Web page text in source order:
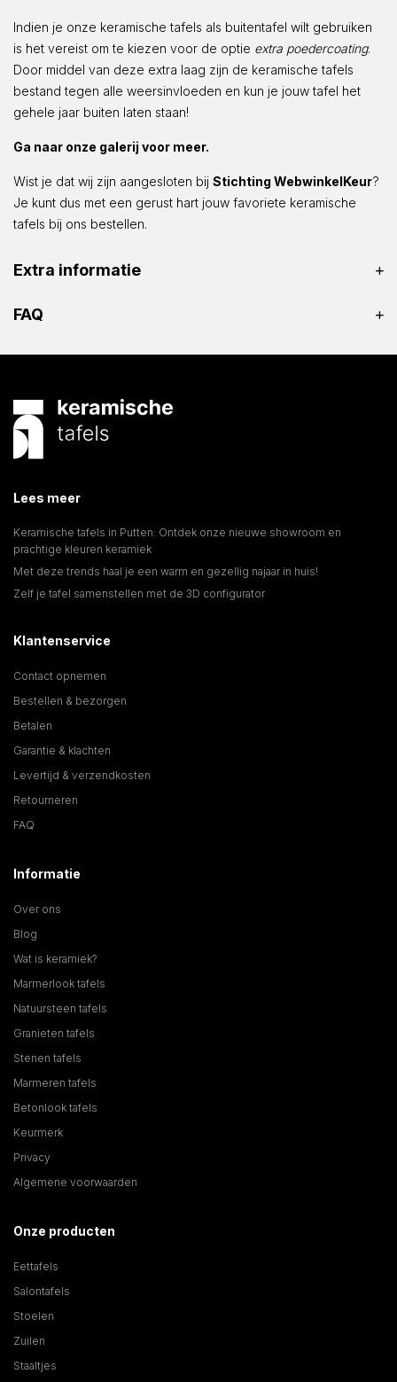
Indien je onze keramische tafels als buitentafel wilt gebruiken
is het vereist om te kiezen voor de optie extra poedercoating.
Door middel van deze extra laag zijn de keramische tafels
bestand tegen alle weersinvloeden en kun je jouw tafel het
gehele jaar buiten laten staan!
Ga naar onze galerij voor meer.
Wist je dat wij zijn aangesloten bij Stichting WebwinkelKeur?
Je kunt dus met een gerust hart jouw favoriete keramische
tafels bij ons bestellen.
Extra informatie
FAQ
Lees meer
Keramische tafels in Putten: Ontdek onze nieuwe showroom en
prachtige kleuren keramiek
Met deze trends haal je een warm en gezellig najaar in huis!
Zelf je tafel samenstellen met de 3D configurator
Klantenservice
Contact opnemen
Bestellen & bezorgen
Betalen
Garantie & klachten
Levertijd & verzendkosten
Retourneren
FAQ
Informatie
Over ons
Blog
Wat is keramiek?
Marmerlook tafels
Natuursteen tafels
Granieten tafels
Stenen tafels
Marmeren tafels
Betonlook tafels
Keurmerk
Privacy
Algemene voorwaarden
Onze producten
Eettafels
Salontafels
Stoelen
Zuilen
Staaltjes